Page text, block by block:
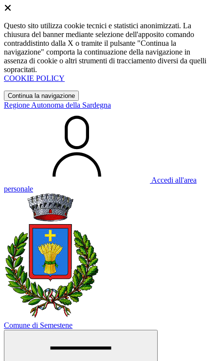
Questo sito utilizza cookie tecnici e statistici anonimizzati. La
chiusura del banner mediante selezione dell'apposito comando
contraddistinto dalla X o tramite il pulsante "Continua la
navigazione" comporta la continuazione della navigazione in
assenza di cookie o altri strumenti di tracciamento diversi da quelli
sopracitati.
COOKIE POLICY
Continua la navigazione
Regione Autonoma della Sardegna
Accedi all'area
personale
Comune di Semestene